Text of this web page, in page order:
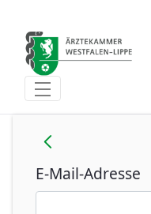
Anmeldung
E-Mail-Adresse